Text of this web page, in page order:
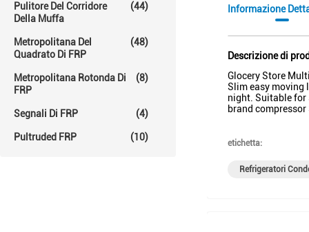
Pulitore Del Corridore
Della Muffa
(44)
Metropolitana Del
Quadrato Di FRP
(48)
Metropolitana Rotonda Di
FRP
(8)
Segnali Di FRP (4)
Pultruded FRP (10)
Informazione
Descrizione di
Glocery Store
Slim easy moving
night. Suitable for
brand
etichetta:
Refrigeratori